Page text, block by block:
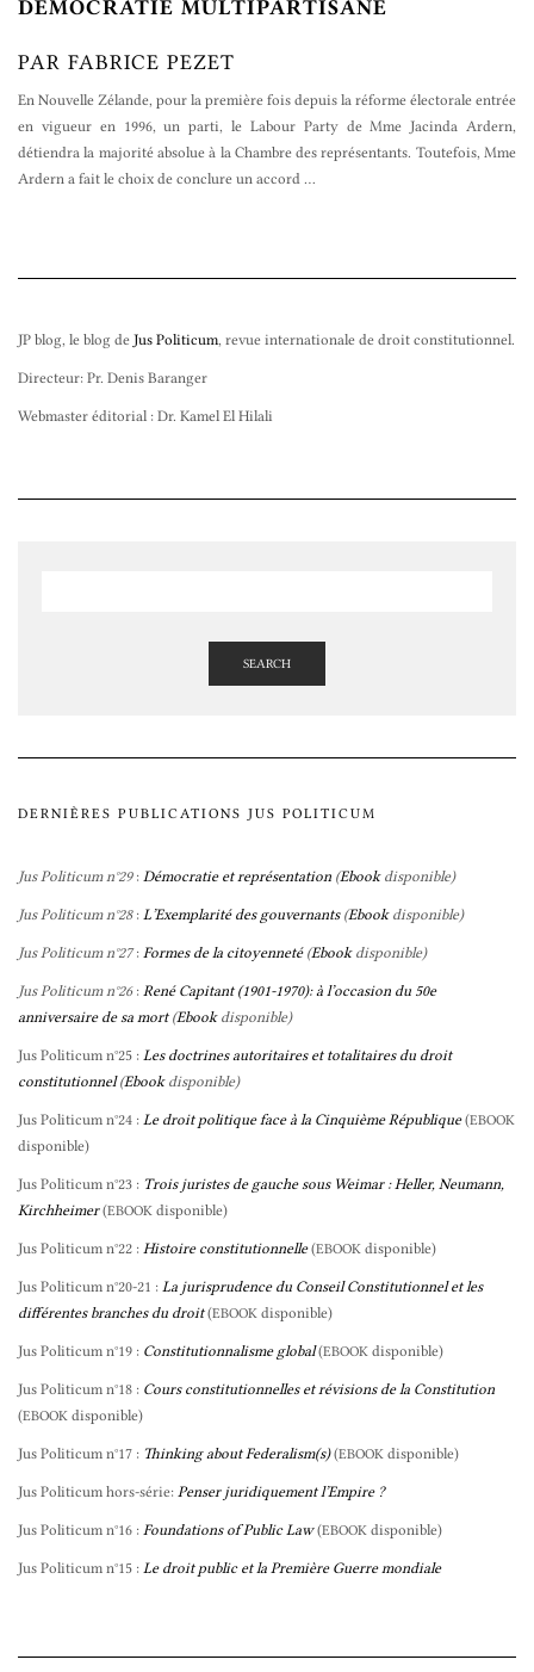
DÉMOCRATIE MULTIPARTISANE
PAR FABRICE PEZET
En Nouvelle Zélande, pour la première fois depuis la réforme électorale entrée
en vigueur en 1996, un parti, le Labour Party de Mme Jacinda Ardern,
détiendra la majorité absolue à la Chambre des représentants. Toutefois, Mme
Ardern a fait le choix de conclure un accord …
JP blog, le blog de Jus Politicum, revue internationale de droit constitutionnel.
Directeur: Pr. Denis Baranger
Webmaster éditorial : Dr. Kamel El Hilali
SEARCH
DERNIÈRES PUBLICATIONS JUS POLITICUM
Jus Politicum n°29: Démocratie et représentation (Ebookdisponible)
Jus Politicum n°28: L’Exemplarité des gouvernants(Ebookdisponible)
Jus Politicum n°27: Formes de la citoyenneté(Ebookdisponible)
Jus Politicum n°26: René Capitant (1901-1970): à l’occasion du 50e
anniversaire de sa mort(Ebookdisponible)
Jus Politicum n°25 : Les doctrines autoritaires et totalitaires du droit
constitutionnel(Ebookdisponible)
Jus Politicum n°24 : Le droit politique face à la Cinquième République (EBOOK
disponible)
Jus Politicum n°23 : Trois juristes de gauche sous Weimar : Heller, Neumann,
Kirchheimer (EBOOK disponible)
Jus Politicum n°22 : Histoire constitutionnelle (EBOOK disponible)
Jus Politicum n°20-21 : La jurisprudence du Conseil Constitutionnel et les
différentes branches du droit (EBOOK disponible)
Jus Politicum n°19 : Constitutionnalisme global (EBOOK disponible)
Jus Politicum n°18 : Cours constitutionnelles et révisions de la Constitution
(EBOOK disponible)
Jus Politicum n°17 : Thinking about Federalism(s) (EBOOK disponible)
Jus Politicum hors-série: Penser juridiquement l’Empire ?
Jus Politicum n°16 : Foundations of Public Law (EBOOK disponible)
Jus Politicum n°15 : Le droit public et la Première Guerre mondiale